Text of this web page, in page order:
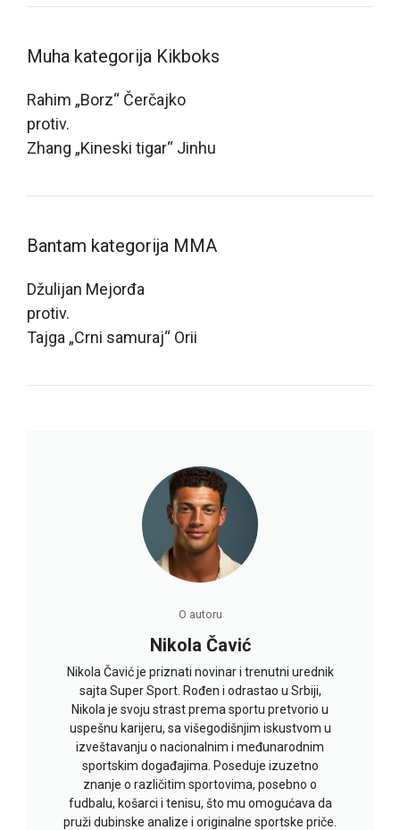
Muha kategorija Kikboks
Rahim „Borz“ Čerčajko
protiv.
Zhang „Kineski tigar“ Jinhu
Bantam kategorija MMA
Džulijan Mejorđa
protiv.
Tajga „Crni samuraj“ Orii
O autoru
Nikola Čavić
Nikola Čavić je priznati novinar i trenutni urednik
sajta Super Sport. Rođen i odrastao u Srbiji,
Nikola je svoju strast prema sportu pretvorio u
uspešnu karijeru, sa višegodišnjim iskustvom u
izveštavanju o nacionalnim i međunarodnim
sportskim događajima. Poseduje izuzetno
znanje o različitim sportovima, posebno o
fudbalu, košarci i tenisu, što mu omogućava da
pruži dubinske analize i originalne sportske priče.